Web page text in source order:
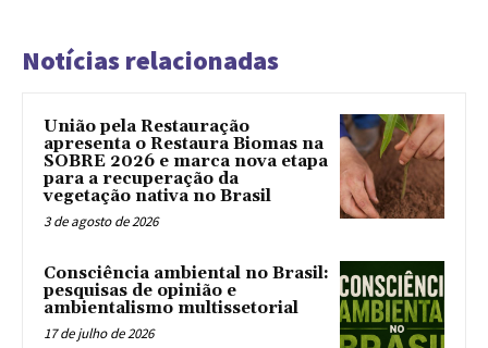
Notícias relacionadas
União pela Restauração
apresenta o Restaura Biomas na
SOBRE 2026 e marca nova etapa
para a recuperação da
vegetação nativa no Brasil
3 de agosto de 2026
Consciência ambiental no Brasil:
pesquisas de opinião e
ambientalismo multissetorial
17 de julho de 2026